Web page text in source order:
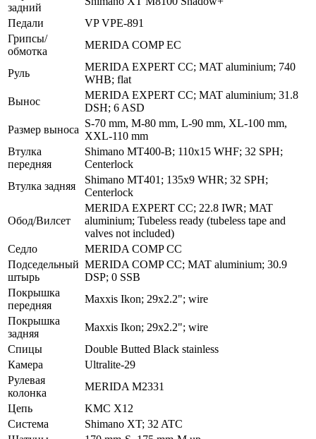
задний
Педали
VP VPE-891
Грипсы/
обмотка
MERIDA COMP EC
Руль
MERIDA EXPERT CC; MAT aluminium; 740
WHB; flat
Вынос
MERIDA EXPERT CC; MAT aluminium; 31.8
DSH; 6 ASD
Размер выноса
S-70 mm, M-80 mm, L-90 mm, XL-100 mm,
XXL-110 mm
Втулка
передняя
Shimano MT400-B; 110x15 WHF; 32 SPH;
Centerlock
Втулка задняя
Shimano MT401; 135x9 WHR; 32 SPH;
Centerlock
Обод/Вилсет
MERIDA EXPERT CC; 22.8 IWR; MAT
aluminium; Tubeless ready (tubeless tape and
valves not included)
Седло
MERIDA COMP CC
Подседельный
штырь
MERIDA COMP CC; MAT aluminium; 30.9
DSP; 0 SSB
Покрышка
передняя
Maxxis Ikon; 29x2.2"; wire
Покрышка
задняя
Maxxis Ikon; 29x2.2"; wire
Спицы
Double Butted Black stainless
Камера
Ultralite-29
Рулевая
колонка
MERIDA M2331
Цепь
KMC X12
Система
Shimano XT; 32 ATC